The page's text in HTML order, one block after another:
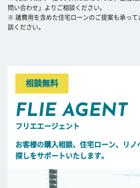
問い合わせ」よりご相談ください。
※ 諸費用を含めた住宅ローンのご提案も承って
談ください。
相談無料
FLIE AGENT
フリエエージェント
お客様の購入相談、住宅ローン、リノ
探しをサポートいたします。